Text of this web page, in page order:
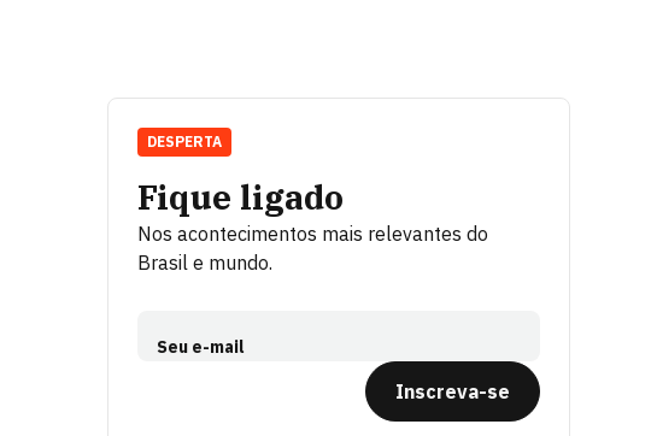
Fique ligado
Nos acontecimentos mais relevantes do
Brasil e mundo.
Seu e-mail
Inscreva-se
DESPERTA